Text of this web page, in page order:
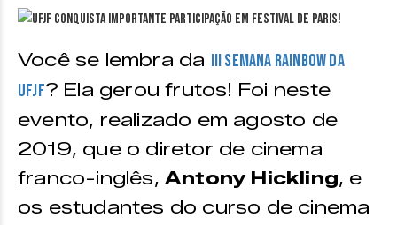
Você se lembra da III Semana Rainbow da
UFJF? Ela gerou frutos! Foi neste
evento, realizado em agosto de
2019, que o diretor de cinema
franco-inglês, Antony Hickling, e
os estudantes do curso de cinema